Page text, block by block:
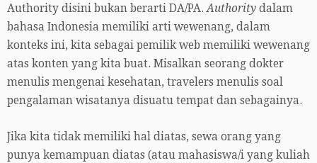
Authority disini bukan berarti DA/PA.Authority dalam
bahasa Indonesia memiliki arti wewenang, dalam
konteks ini, kita sebagai pemilik web memiliki wewenang
atas konten yang kita buat. Misalkan seorang dokter
menulis mengenai kesehatan, travelers menulis soal
pengalaman wisatanya disuatu tempat dan sebagainya.
Jika kita tidak memiliki hal diatas, sewa orang yang
punya kemampuan diatas (atau mahasiswa/i yang kuliah